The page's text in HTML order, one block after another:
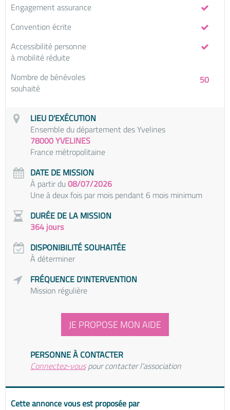
Engagement assurance
Convention écrite
Accessibilité personne
à mobilité réduite
50
Nombre de bénévoles
souhaité
LIEU D'EXÉCUTION
Ensemble du département des Yvelines
78000 YVELINES
France métropolitaine
DATE DE MISSION
À partir du08/07/2026
Une à deux fois par mois pendant 6 mois minimum
DURÉE DE LA MISSION
364 jours
DISPONIBILITÉ SOUHAITÉE
À déterminer
FRÉQUENCE D'INTERVENTION
Mission régulière
JE PROPOSE MON AIDE
PERSONNE À CONTACTER
Connectez-vouspour contacter l'association
Cette annonce vous est proposée par